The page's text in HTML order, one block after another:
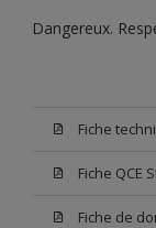
Dangereux.
Fiche
Fiche QCE